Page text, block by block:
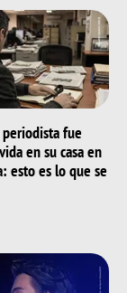
fue
en su casa en
esto es lo que se